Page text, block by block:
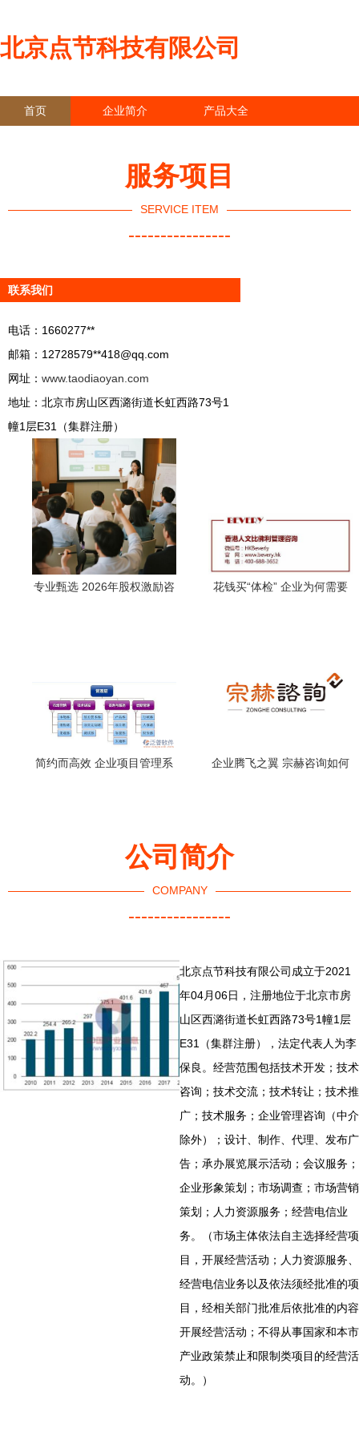
北京点节科技有限公司
首页 企业简介 产品大全
服务项目
SERVICE ITEM
----------------
联系我们
电话：1660277**
邮箱：12728579**418@qq.com
网址： www.taodiaoyan.com
地址：北京市房山区西潞街道长虹西路73号1
幢1层E31（集群注册）
专业甄选 2026年股权激励咨
花钱买“体检” 企业为何需要
简约而高效 企业项目管理系
企业腾飞之翼 宗赫咨询如何
公司简介
COMPANY
----------------
北京点节科技有限公司成立于2021
年04月06日，注册地位于北京市房
山区西潞街道长虹西路73号1幢1层
E31（集群注册），法定代表人为李
保良。经营范围包括技术开发；技术
咨询；技术交流；技术转让；技术推
广；技术服务；企业管理咨询（中介
除外）；设计、制作、代理、发布广
告；承办展览展示活动；会议服务；
企业形象策划；市场调查；市场营销
策划；人力资源服务；经营电信业
务。（市场主体依法自主选择经营项
目，开展经营活动；人力资源服务、
经营电信业务以及依法须经批准的项
目，经相关部门批准后依批准的内容
开展经营活动；不得从事国家和本市
产业政策禁止和限制类项目的经营活
动。）